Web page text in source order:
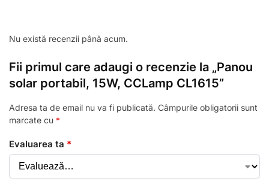
Nu există recenzii până acum.
Fii primul care adaugi o recenzie la „Panou
solar portabil, 15W, CCLamp CL1615”
Adresa ta de email nu va fi publicată. Câmpurile obligatorii sunt
marcate cu *
Evaluarea ta *